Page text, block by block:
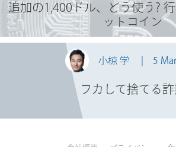
追加の1,400ドル、どう使う?
ットコイン
小椋 学 5
フカして捨てる